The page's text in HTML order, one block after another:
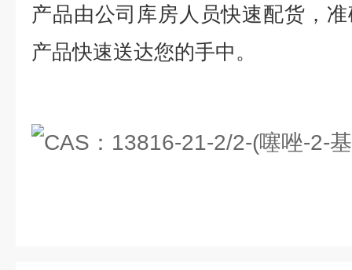
产品由公司库房人员快速配货，
产品快速送达您的手中。